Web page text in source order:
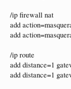
/ip firewall nat
add
add
/ip route
add distance=1
add distance=1